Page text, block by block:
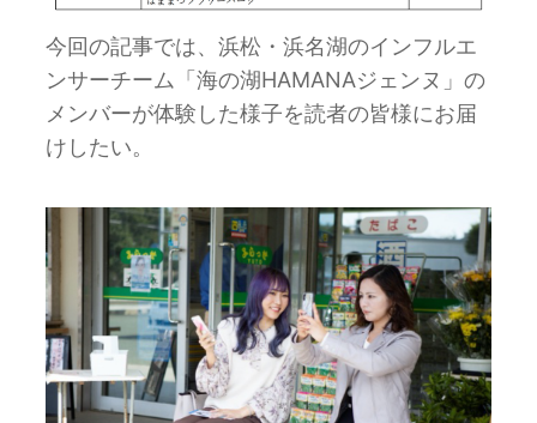
今回の記事では、浜松・浜名湖のインフルエ
ンサーチーム「海の湖HAMANAジェンヌ」の
メンバーが体験した様子を読者の皆様にお届
けしたい。